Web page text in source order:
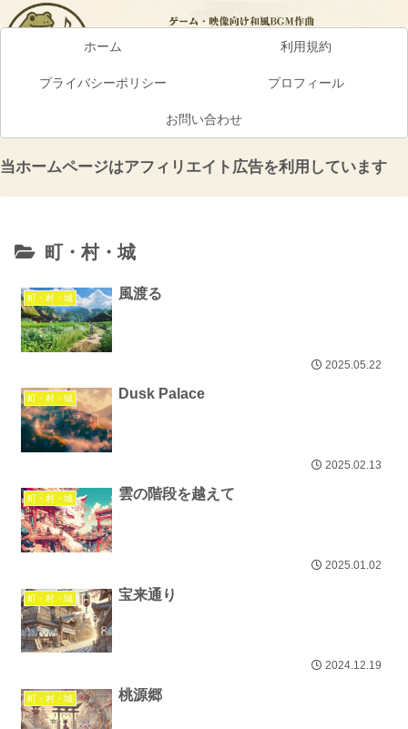
ホーム 利用規約
プライバシーポリシー プロフィール
お問い合わせ
当ホームページはアフィリエイト広告を利用しています
町・村・城
町・村・城 風渡る
2025.05.22
町・村・城 Dusk Palace
2025.02.13
町・村・城 雲の階段を越えて
2025.01.02
町・村・城 宝来通り
2024.12.19
町・村・城 桃源郷